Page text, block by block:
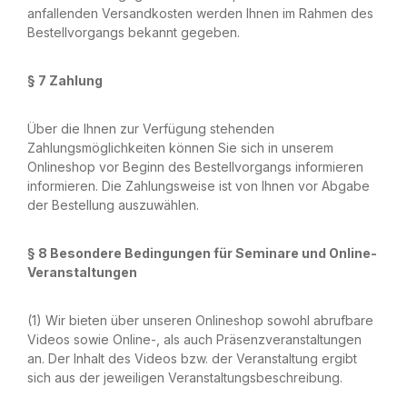
anfallenden Versandkosten werden Ihnen im Rahmen des
Bestellvorgangs bekannt gegeben.
§ 7 Zahlung
Über die Ihnen zur Verfügung stehenden
Zahlungsmöglichkeiten können Sie sich in unserem
Onlineshop vor Beginn des Bestellvorgangs informieren
informieren. Die Zahlungsweise ist von Ihnen vor Abgabe
der Bestellung auszuwählen.
§ 8 Besondere Bedingungen für Seminare und Online-
Veranstaltungen
(1) Wir bieten über unseren Onlineshop sowohl abrufbare
Videos sowie Online-, als auch Präsenzveranstaltungen
an. Der Inhalt des Videos bzw. der Veranstaltung ergibt
sich aus der jeweiligen Veranstaltungsbeschreibung.